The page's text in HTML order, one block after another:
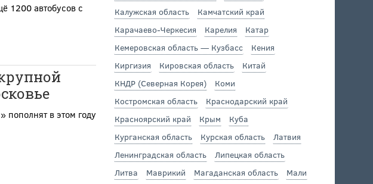
1200 автобусов с
пополнят в этом году
Калужская область
Камчатский край
Карачаево-Черкесия
Карелия
Катар
Кемеровская область — Кузбасс
Кения
Киргизия
Кировская область
Китай
КНДР (Северная Корея)
Коми
Костромская область
Краснодарский край
Красноярский край
Крым
Куба
Курганская область
Курская область
Латвия
Ленинградская область
Липецкая область
Литва
Маврикий Магаданская область
Мали